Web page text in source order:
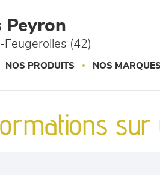
Peyron
Feugerolles (42)
NOS PRODUITS NOS MARQUES
sur